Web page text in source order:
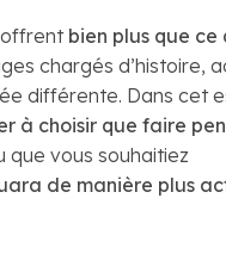
offrent bien plus que
chargés
différente. Dans cet
à choisir que faire
que vous souhaitiez
de manière plus
Vero : un voyage
et patrimoine